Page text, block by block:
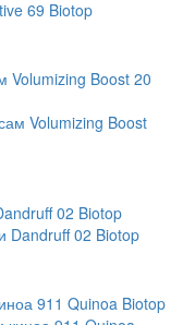
Boost 20
02 Biotop
911 Quinoa Biotop